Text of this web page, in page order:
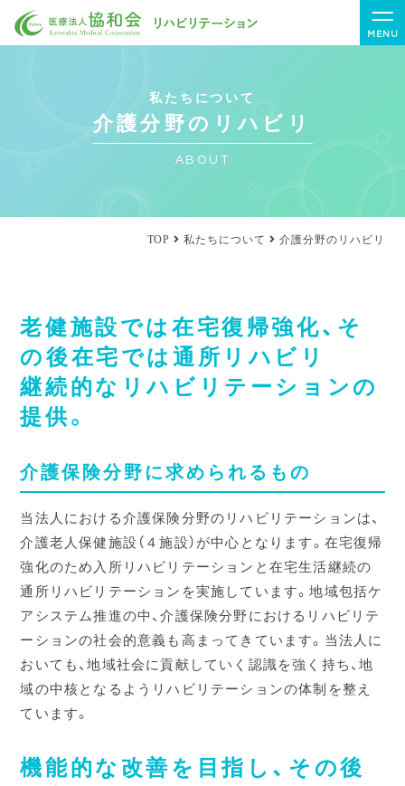
MENU
私たちについて
介護分野のリハビリ
ABOUT
TOP 私たちについて 介護分野のリハビリ
老健施設では在宅復帰強化、そ
の後在宅では通所リハビリ
継続的なリハビリテーションの
提供。
介護保険分野に求められるもの
当法人における介護保険分野のリハビリテーションは、
介護老人保健施設（４施設）が中心となります。在宅復帰
強化のため入所リハビリテーションと在宅生活継続の
通所リハビリテーションを実施しています。地域包括ケ
アシステム推進の中、介護保険分野におけるリハビリテ
ーションの社会的意義も高まってきています。当法人に
おいても、地域社会に貢献していく認識を強く持ち、地
域の中核となるようリハビリテーションの体制を整え
ています。
機能的な改善を目指し、その後